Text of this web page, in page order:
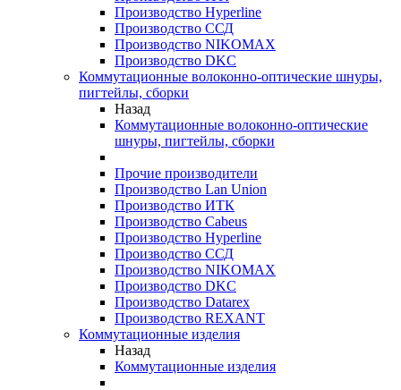
Производство Hyperline
Производство ССД
Производство NIKOMAX
Производство DKC
Коммутационные волоконно-оптические шнуры,
пигтейлы, сборки
Назад
Коммутационные волоконно-оптические
шнуры, пигтейлы, сборки
Прочие производители
Производство Lan Union
Производство ИТК
Производство Cabeus
Производство Hyperline
Производство ССД
Производство NIKOMAX
Производство DKC
Производство Datarex
Производство REXANT
Коммутационные изделия
Назад
Коммутационные изделия